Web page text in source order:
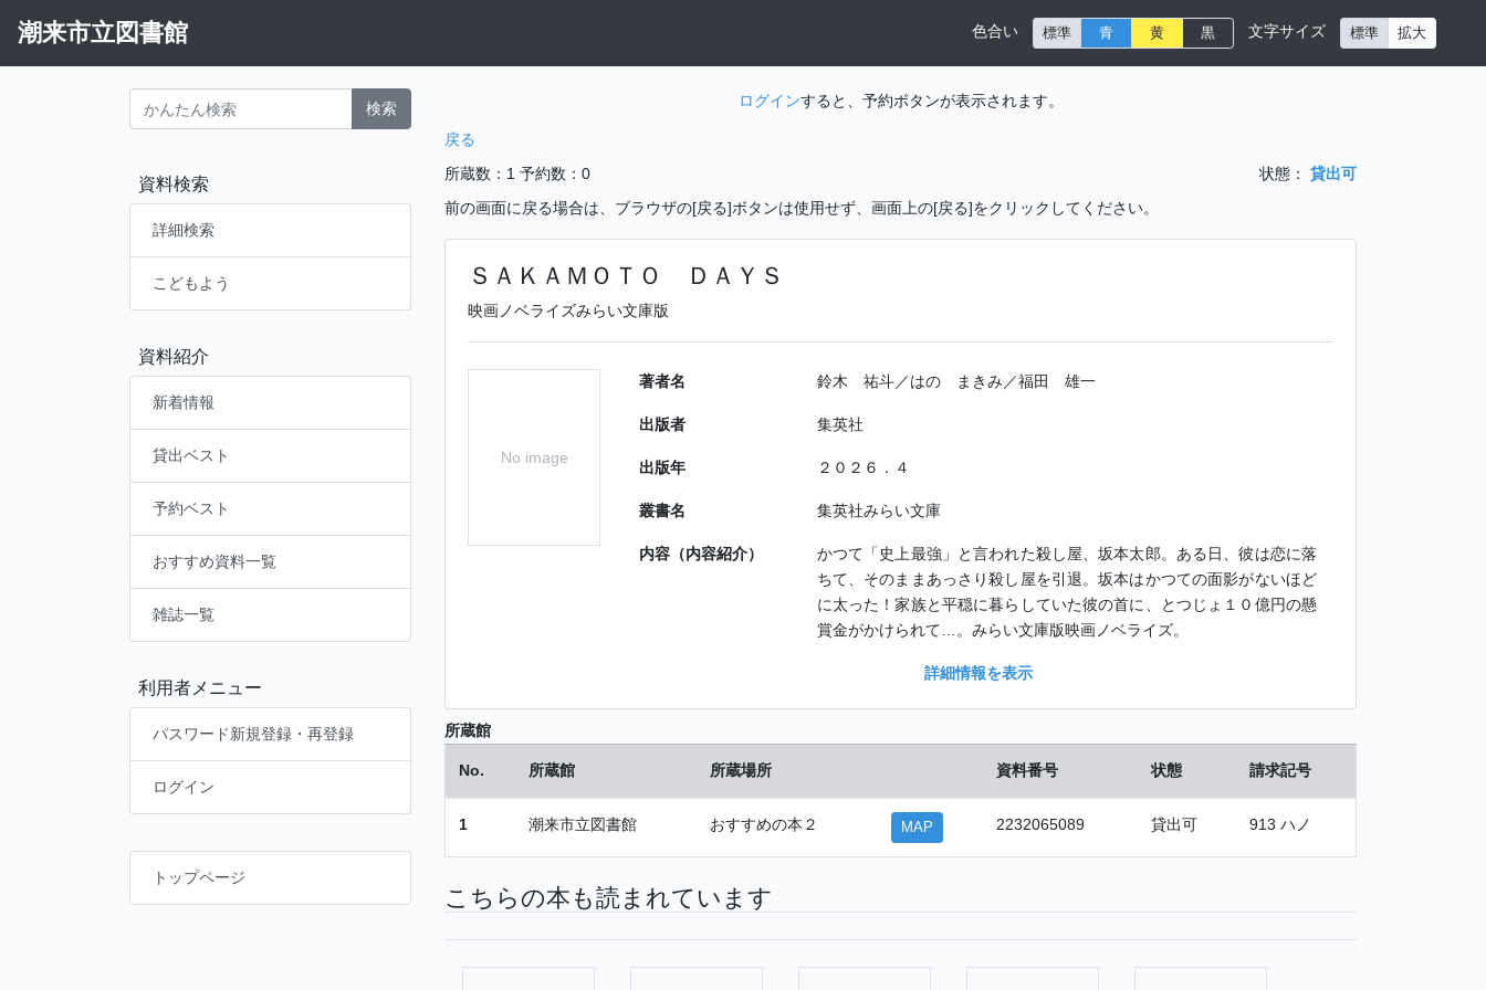
潮来市立図書館 色合い 標準 青 黄 黒 文字サイズ 標準 拡大
検索
資料検索
詳細検索
こどもよう
資料紹介
新着情報
貸出ベスト
予約ベスト
おすすめ資料一覧
雑誌一覧
利用者メニュー
パスワード新規登録・再登録
ログイン
トップページ
ログインすると、予約ボタンが表示されます。
戻る
所蔵数：1 予約数：0 状態：
貸出可
前の画面に戻る場合は、ブラウザの[戻る]ボタンは使用せず、画面上の[戻る]をクリックしてください。
ＳＡＫＡＭＯＴＯ ＤＡＹＳ
映画ノベライズみらい文庫版
No image
著者名 鈴木 祐斗／はの まきみ／福田 雄一
出版者 集英社
出版年 ２０２６．４
叢書名 集英社みらい文庫
内容（内容紹介）
かつて「史上最強」と言われた殺し屋、坂本太郎。ある日、彼は恋に落
ちて、そのままあっさり殺し屋を引退。坂本はかつての面影がないほど
に太った！家族と平穏に暮らしていた彼の首に、とつじょ１０億円の懸
賞金がかけられて…。みらい文庫版映画ノベライズ。
詳細情報を表示
所蔵館
No. 所蔵館 所蔵場所 資料番号 状態 請求記号
1 潮来市立図書館 おすすめの本２ MAP 2232065089 貸出可 913 ハノ
こちらの本も読まれています